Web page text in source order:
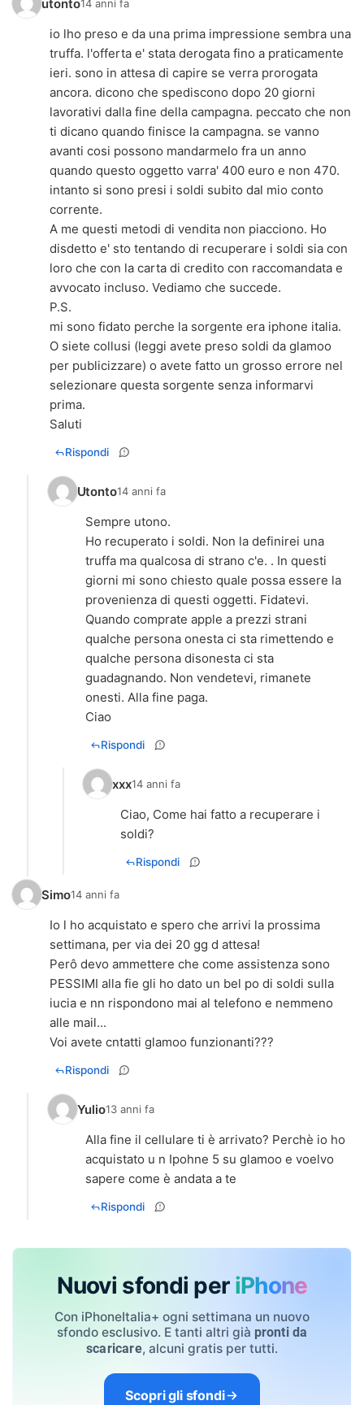
utonto14 anni fa
io lho preso e da una prima impressione sembra una
truffa. l'offerta e' stata derogata fino a praticamente
ieri. sono in attesa di capire se verra prorogata
ancora. dicono che spediscono dopo 20 giorni
lavorativi dalla fine della campagna. peccato che non
ti dicano quando finisce la campagna. se vanno
avanti cosi possono mandarmelo fra un anno
quando questo oggetto varra' 400 euro e non 470.
intanto si sono presi i soldi subito dal mio conto
corrente.
A me questi metodi di vendita non piacciono. Ho
disdetto e' sto tentando di recuperare i soldi sia con
loro che con la carta di credito con raccomandata e
avvocato incluso. Vediamo che succede.
P.S.
mi sono fidato perche la sorgente era iphone italia.
O siete collusi (leggi avete preso soldi da glamoo
per publicizzare) o avete fatto un grosso errore nel
selezionare questa sorgente senza informarvi
prima.
Saluti
Rispondi
Utonto14 anni fa
Sempre utono.
Ho recuperato i soldi. Non la definirei una
truffa ma qualcosa di strano c'e. . In questi
giorni mi sono chiesto quale possa essere la
provenienza di questi oggetti. Fidatevi.
Quando comprate apple a prezzi strani
qualche persona onesta ci sta rimettendo e
qualche persona disonesta ci sta
guadagnando. Non vendetevi, rimanete
onesti. Alla fine paga.
Ciao
Rispondi
xxx14 anni fa
Ciao, Come hai fatto a recuperare i
soldi?
Rispondi
Simo14 anni fa
Io l ho acquistato e spero che arrivi la prossima
settimana, per via dei 20 gg d attesa!
Perô devo ammettere che come assistenza sono
PESSIMI alla fie gli ho dato un bel po di soldi sulla
iucia e nn rispondono mai al telefono e nemmeno
alle mail...
Voi avete cntatti glamoo funzionanti???
Rispondi
Yulio13 anni fa
Alla fine il cellulare ti è arrivato? Perchè io ho
acquistato u n Ipohne 5 su glamoo e voelvo
sapere come è andata a te
Rispondi
Nuovi sfondi per iPhone
Con iPhoneItalia+ ogni settimana un nuovo
sfondo esclusivo. E tanti altri già pronti da
scaricare, alcuni gratis per tutti.
Scopri gli sfondi